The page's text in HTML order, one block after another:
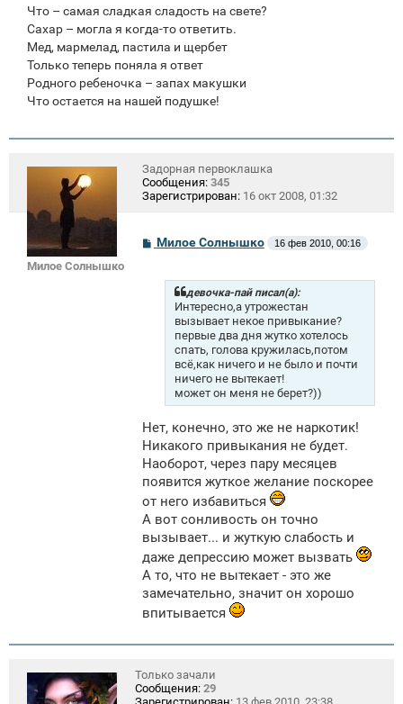
Что – самая сладкая сладость на свете?
Сахар – могла я когда-то ответить.
Мед, мармелад, пастила и щербет
Только теперь поняла я ответ
Родного ребеночка – запах макушки
Что остается на нашей подушке!
Милое Солнышко
Задорная первоклашка
Сообщения: 345
Зарегистрирован: 16 окт 2008, 01:32
СМилое Солнышко 16 фев 2010, 00:16
девочка-пай писал(а):
Интересно,а утрожестан
вызывает некое привыкание?
первые два дня жутко хотелось
спать, голова кружилась,потом
всё,как ничего и не было и почти
ничего не вытекает!
может он меня не берет?))
Нет, конечно, это же не наркотик!
Никакого привыкания не будет.
Наоборот, через пару месяцев
появится жуткое желание поскорее
от него избавиться
А вот сонливость он точно
вызывает... и жуткую слабость и
даже депрессию может вызвать
А то, что не вытекает - это же
замечательно, значит он хорошо
впитывается
Только зачали
Сообщения: 29